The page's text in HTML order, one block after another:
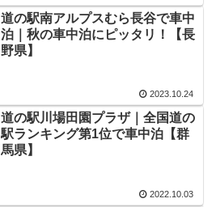
道の駅南アルプスむら長谷で車中
泊｜秋の車中泊にピッタリ！【長
野県】
2023.10.24
道の駅川場田園プラザ｜全国道の
駅ランキング第1位で車中泊【群
馬県】
2022.10.03